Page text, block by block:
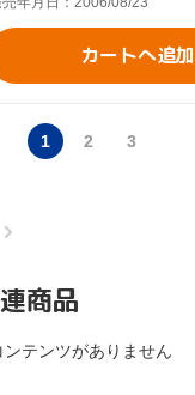
カートへ追加
1 2 3
商品
テンツがありません